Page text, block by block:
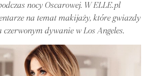
nocy Oscarowej. W ELLE.pl
na temat makijaży, które gwiazdy
czerwonym dywanie w Los Angeles.